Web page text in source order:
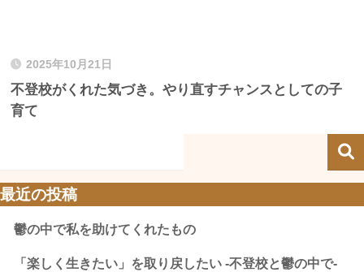
2025年10月21日
不登校がくれた気づき。やり直すチャンスとしての子
育て
最近の投稿
鬱の中で私を助けてくれたもの
「楽しく生きたい」を取り戻したい -不登校と鬱の中で-